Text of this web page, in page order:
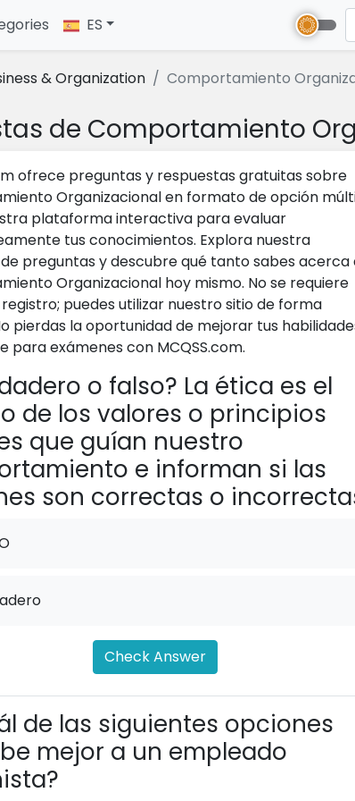
ES
& Organization Comportamiento
de Comportamiento
ofrece preguntas y respuestas gratuitas sobre
Organizacional en formato de opción
plataforma interactiva para evaluar
tus conocimientos. Explora nuestra
preguntas y descubre qué tanto sabes acerca
Organizacional hoy mismo. No se requiere
puedes utilizar nuestro sitio de forma
pierdas la oportunidad de mejorar tus
para exámenes con MCQSS.com.
o falso? La ética es el
de los valores o principios
que guían nuestro
e informan si las
son correctas o
Check Answer
de las siguientes opciones
mejor a un empleado